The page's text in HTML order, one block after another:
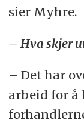
sier Myhre.
– Hva skjer
– Det har
arbeid for å